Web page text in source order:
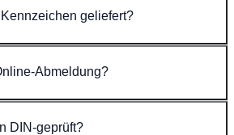
geliefert?
Abmeldung?
DIN-geprüft?